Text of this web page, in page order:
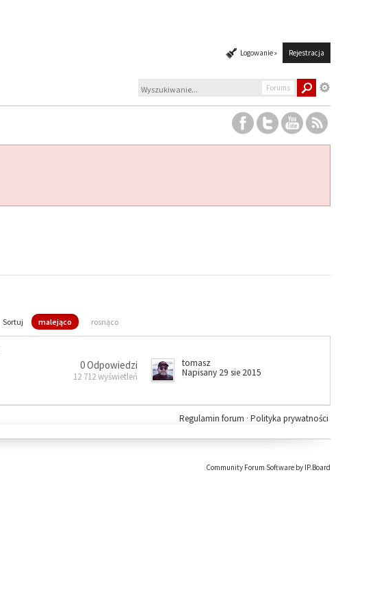
Logowanie » Rejestracja
Forums
Sortuj malejąco rosnąco
0 Odpowiedzi
12 712 wyświetleń
tomasz
Napisany 29 sie 2015
Polityka prywatności
Regulamin forum ·
Community Forum Software by IP.Board